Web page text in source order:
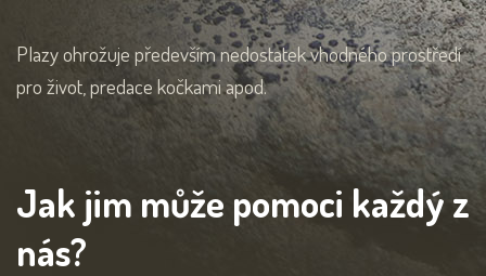
Plazy ohrožuje především nedostatek vhodného prostředí
pro život, predace kočkami apod.
Jak jim může pomoci každý z
nás?